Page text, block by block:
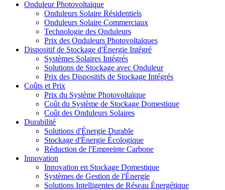
Onduleur Photovoltaïque
Onduleurs Solaire Résidentiels
Onduleurs Solaire Commerciaux
Technologie des Onduleurs
Prix des Onduleurs Photovoltaïques
Dispositif de Stockage d'Énergie Intégré
Systèmes Solaires Intégrés
Solutions de Stockage avec Onduleur
Prix des Dispositifs de Stockage Intégrés
Coûts et Prix
Prix du Système Photovoltaïque
Coût du Système de Stockage Domestique
Coût des Onduleurs Solaires
Durabilité
Solutions d'Énergie Durable
Stockage d'Énergie Écologique
Réduction de l'Empreinte Carbone
Innovation
Innovation en Stockage Domestique
Systèmes de Gestion de l'Énergie
Solutions Intelligentes de Réseau Énergétique